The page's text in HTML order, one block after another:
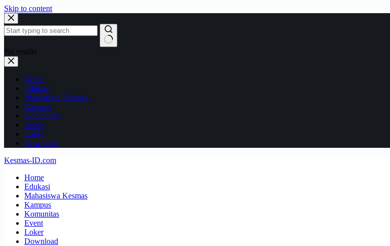
Skip to content
No results
Home
Edukasi
Mahasiswa Kesmas
Kampus
Komunitas
Event
Loker
Download
Kesmas-ID.com
Home
Edukasi
Mahasiswa Kesmas
Kampus
Komunitas
Event
Loker
Download